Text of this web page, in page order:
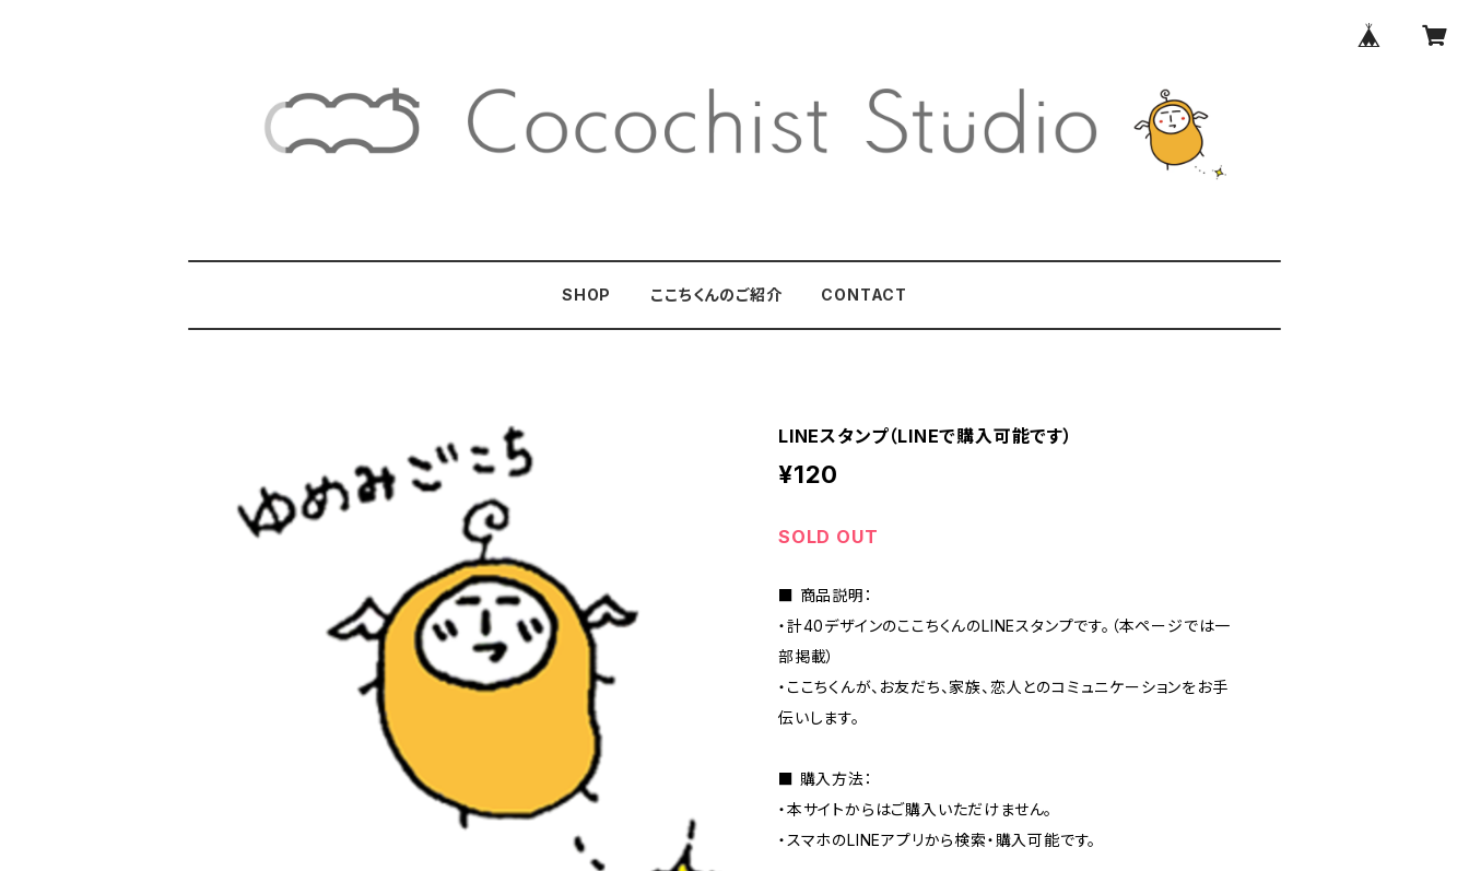
SHOP ここちくんのご紹介 CONTACT
LINEスタンプ（LINEで購入可能です）
¥120
SOLD OUT
■ 商品説明：
・計40デザインのここちくんのLINEスタンプです。（本ページでは一
部掲載）
・ここちくんが、お友だち、家族、恋人とのコミュニケーションをお手
伝いします。
■ 購入方法：
・本サイトからはご購入いただけません。
・スマホのLINEアプリから検索・購入可能です。